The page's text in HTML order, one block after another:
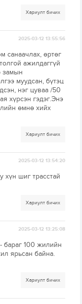
Хариулт бичих
2025-03-12 13:55:56
санаачлах, өртөг
ажилдаггүй
замын
муудсан, бүтэц
нэг цуваа /50
хүрсэн гэдэг.Энэ
өмнө хийх
Хариулт бичих
2025-03-12 13:54:20
хүн шиг трасстай
Хариулт бичих
2025-03-12 13:25:08
бараг 100 жилийн
ярьсан байна.
Хариулт бичих